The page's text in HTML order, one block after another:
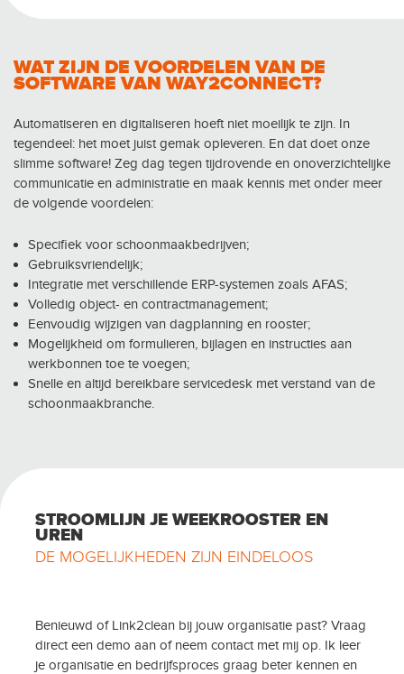
WAT ZIJN DE VOORDELEN VAN DE
SOFTWARE VAN WAY2CONNECT?
Automatiseren en digitaliseren hoeft niet moeilijk te zijn. In
tegendeel: het moet juist gemak opleveren. En dat doet onze
slimme software! Zeg dag tegen tijdrovende en onoverzichtelijke
communicatie en administratie en maak kennis met onder meer
de volgende voordelen:
Specifiek voor schoonmaakbedrijven;
Gebruiksvriendelijk;
Integratie met verschillende ERP-systemen zoals AFAS;
Volledig object- en contractmanagement;
Eenvoudig wijzigen van dagplanning en rooster;
Mogelijkheid om formulieren, bijlagen en instructies aan
werkbonnen toe te voegen;
Snelle en altijd bereikbare servicedesk met verstand van de
schoonmaakbranche.
STROOMLIJN JE WEEKROOSTER EN
UREN
DE MOGELIJKHEDEN ZIJN EINDELOOS
Benieuwd of Link2clean bij jouw organisatie past? Vraag
direct een demo aan of neem contact met mij op. Ik leer
je organisatie en bedrijfsproces graag beter kennen en